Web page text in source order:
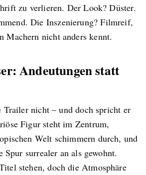
zu verlieren. Der Look? Düster.
Die Inszenierung? Filmreif,
Machern nicht anders kennt.
Andeutungen statt
Trailer nicht – und doch spricht er
Figur steht im Zentrum,
Welt schimmern durch, und
surrealer an als gewohnt.
stehen, doch die Atmosphäre